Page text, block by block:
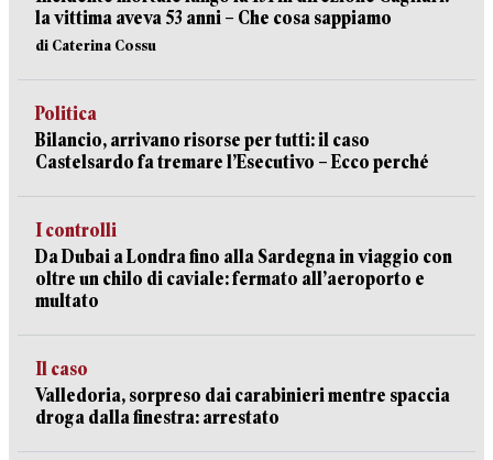
la vittima aveva 53 anni – Che cosa sappiamo
di Caterina Cossu
Politica
Bilancio, arrivano risorse per tutti: il caso
Castelsardo fa tremare l’Esecutivo – Ecco perché
I controlli
Da Dubai a Londra fino alla Sardegna in viaggio con
oltre un chilo di caviale: fermato all’aeroporto e
multato
Il caso
Valledoria, sorpreso dai carabinieri mentre spaccia
droga dalla finestra: arrestato